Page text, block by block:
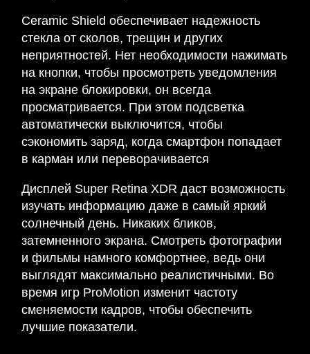
Ceramic Shield обеспечивает надежность
стекла от сколов, трещин и других
неприятностей. Нет необходимости нажимать
на кнопки, чтобы просмотреть уведомления
на экране блокировки, он всегда
просматривается. При этом подсветка
автоматически выключится, чтобы
сэкономить заряд, когда смартфон попадает
в карман или переворачивается
Дисплей Super Retina XDR даст возможность
изучать информацию даже в самый яркий
солнечный день. Никаких бликов,
затемненного экрана. Смотреть фотографии
и фильмы намного комфортнее, ведь они
выглядят максимально реалистичными. Во
время игр ProMotion изменит частоту
сменяемости кадров, чтобы обеспечить
лучшие показатели.